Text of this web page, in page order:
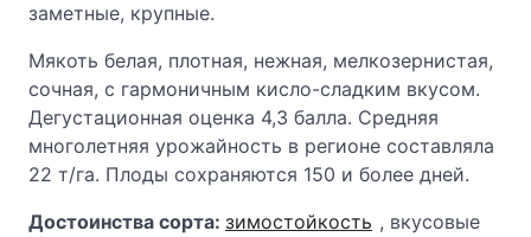
заметные, крупные.
Мякоть белая, плотная, нежная, мелкозернистая,
сочная, с гармоничным кисло-сладким вкусом.
Дегустационная оценка 4,3 балла. Средняя
многолетняя урожайность в регионе составляла
22 т/га. Плоды сохраняются 150 и более дней.
Достоинства сорта: зимостойкость , вкусовые